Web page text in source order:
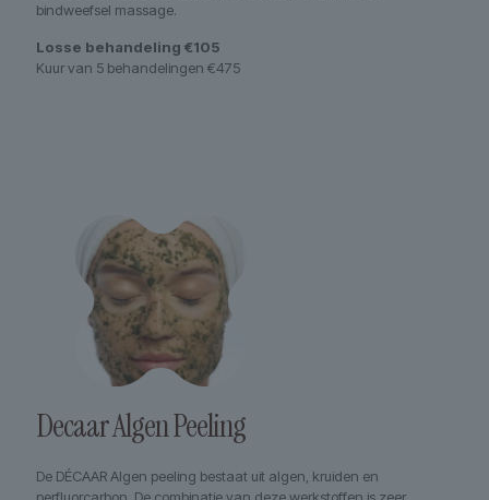
bindweefsel massage.
Losse behandeling €105
Kuur van 5 behandelingen €475
Decaar Algen Peeling
De DÉCAAR Algen peeling bestaat uit algen, kruiden en